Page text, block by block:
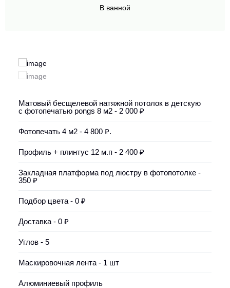
В ванной
Матовый бесщелевой натяжной потолок в детскую
с фотопечатью pongs 8 м2 - 2 000 ₽
Фотопечать 4 м2 - 4 800 ₽.
Профиль + плинтус 12 м.п - 2 400 ₽
Закладная платформа под люстру в фотопотолке -
350 ₽
Подбор цвета - 0 ₽
Доставка - 0 ₽
Углов - 5
Маскировочная лента - 1 шт
Алюминиевый профиль